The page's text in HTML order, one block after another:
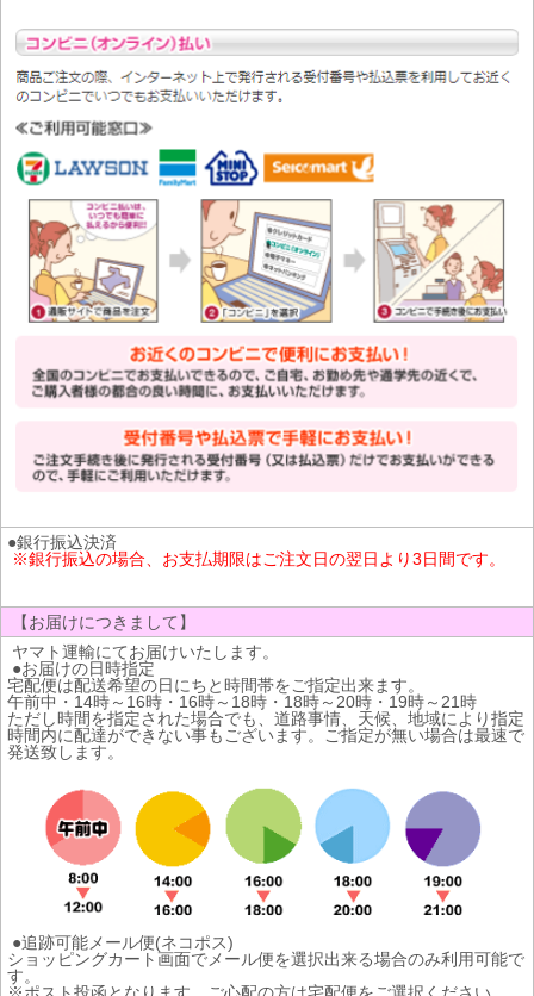
●銀行振込決済
※銀行振込の場合、お支払期限はご注文日の翌日より3日間です。
【お届けにつきまして】
ヤマト運輸にてお届けいたします。
●お届けの日時指定
宅配便は配送希望の日にちと時間帯をご指定出来ます。
午前中・14時～16時・16時～18時・18時～20時・19時～21時
ただし時間を指定された場合でも、道路事情、天候、地域により指定
時間内に配達ができない事もございます。ご指定が無い場合は最速で
発送致します。
●追跡可能メール便(ネコポス)
ショッピングカート画面でメール便を選択出来る場合のみ利用可能で
す。
※ポスト投函となります。ご心配の方は宅配便をご選択ください。